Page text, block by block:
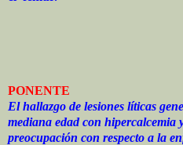
PONENTE
El hallazgo de lesiones líticas
mediana edad con hipercalcemia
preocupación con respecto a la